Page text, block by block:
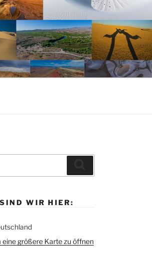
WIR HIER: